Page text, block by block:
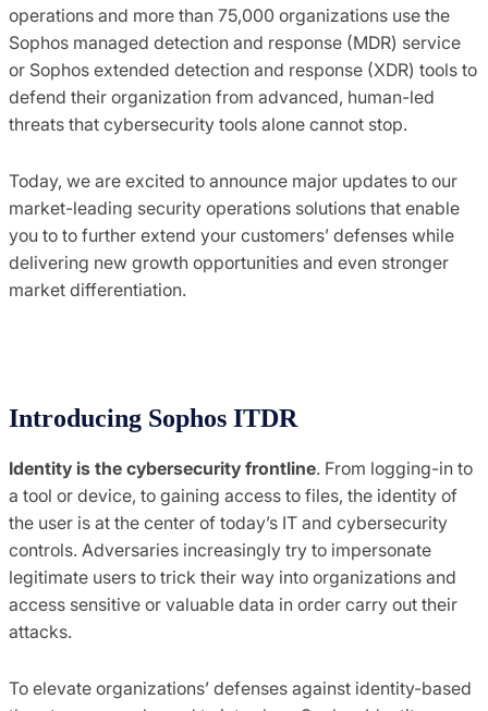
operations and more than 75,000 organizations use the
Sophos managed detection and response (MDR) service
or Sophos extended detection and response (XDR) tools to
defend their organization from advanced, human-led
threats that cybersecurity tools alone cannot stop.
Today, we are excited to announce major updates to our
market-leading security operations solutions that enable
you to to further extend your customers’ defenses while
delivering new growth opportunities and even stronger
market differentiation.
Introducing Sophos ITDR
Identity is the cybersecurity frontline. From logging-in to
a tool or device, to gaining access to files, the identity of
the user is at the center of today’s IT and cybersecurity
controls. Adversaries increasingly try to impersonate
legitimate users to trick their way into organizations and
access sensitive or valuable data in order carry out their
attacks.
To elevate organizations’ defenses against identity-based